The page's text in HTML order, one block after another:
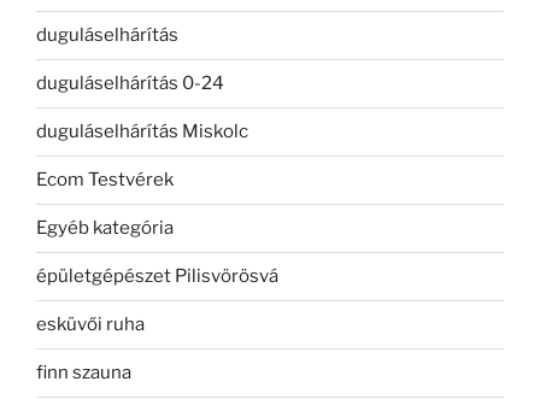
duguláselhárítás
duguláselhárítás 0-24
duguláselhárítás Miskolc
Ecom Testvérek
Egyéb kategória
épületgépészet Pilisvörösvá
esküvői ruha
finn szauna